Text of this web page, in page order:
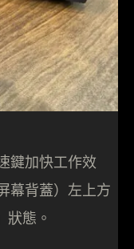
鍵加快工作效
幕背蓋）左上方
狀態。